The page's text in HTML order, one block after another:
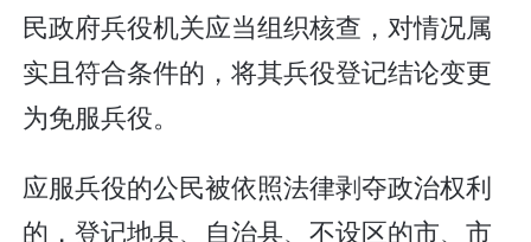
民政府兵役机关应当组织核查，对情况属
实且符合条件的，将其兵役登记结论变更
为免服兵役。
应服兵役的公民被依照法律剥夺政治权利
的，登记地县、自治县、不设区的市、市